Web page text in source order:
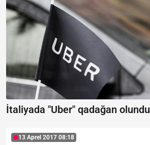
İtaliyada "Uber" qadağan olundu
13 Aprel 2017 08:18